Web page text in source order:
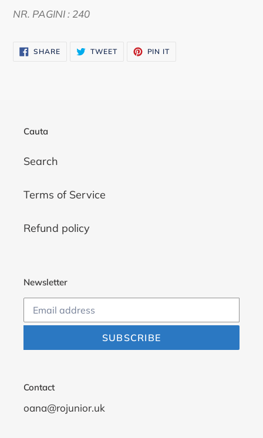
NR. PAGINI : 240
SHARESHARE
ON
TWEETTWEET PIN IT
Cauta
Search
Terms of Service
Refund policy
Newsletter
SUBSCRIBE
Contact
oana@rojunior.uk